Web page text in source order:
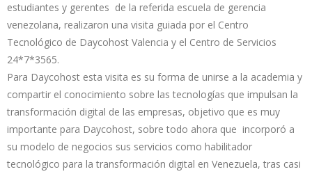
estudiantes y gerentes de la referida escuela de gerencia
venezolana, realizaron una visita guiada por el Centro
Tecnológico de Daycohost Valencia y el Centro de Servicios
24*7*3565.
Para Daycohost esta visita es su forma de unirse a la academia y
compartir el conocimiento sobre las tecnologías que impulsan la
transformación digital de las empresas, objetivo que es muy
importante para Daycohost, sobre todo ahora que incorporó a
su modelo de negocios sus servicios como habilitador
tecnológico para la transformación digital en Venezuela, tras casi